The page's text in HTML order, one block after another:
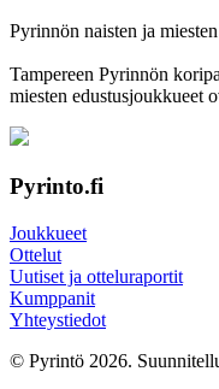
Pyrinnön naisten ja
Tampereen Pyrinnön
miesten edustus­joukkueet
Pyrinto.fi
Joukkueet
Ottelut
Uutiset ja otteluraportit
Kumppanit
Yhteystiedot
© Pyrintö 2026.